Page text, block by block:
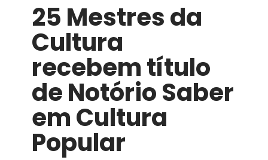
Cultura Popula
r
25 Mestres da
Cultura
recebem título
de Notório Saber
em Cultura
Popular